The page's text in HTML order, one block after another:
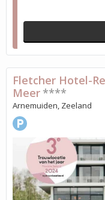
Fletcher Hotel-
Meer ****
Arnemuiden, Zeeland